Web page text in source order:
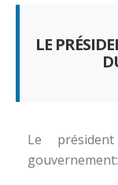
LE
Le